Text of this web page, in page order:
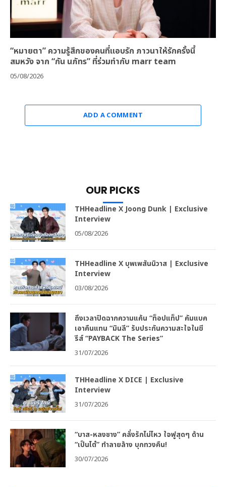
“หมายตา” ความรู้สึกของคนที่แอบรัก ภาวนาให้รักครั้งนี้
สมหวัง จาก “กัน นภัทร” ที่ร่วมทำกับ marr team
05/08/2026
ADD A COMMENT
OUR PICKS
THHeadline X Joong Dunk | Exclusive
Interview
05/08/2026
THHeadline X บุพเพสันนิวาส | Exclusive
Interview
03/08/2026
ถึงเวลาปิดฉากความแค้น “ท็อปแท็ป” คัมแบค
เอาคืนแทน “มินลี” รับประกันความสะใจในซี
รีส์ “PAYBACK The Series”
31/07/2026
THHeadline X DICE | Exclusive
Interview
31/07/2026
“บาส-หลงชาง” คลั่งรักไม่ไหว ใจฟูสุดๆ ด้าน
“เป็นไต๋” ทำลายล้าง บุกทวงคืน!
30/07/2026